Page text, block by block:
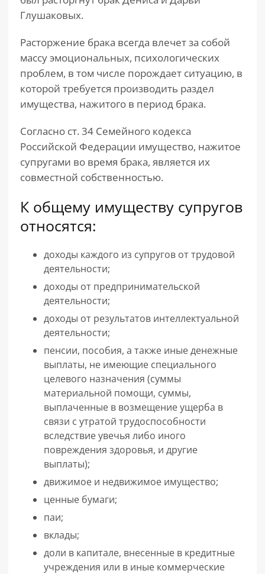
Глушаковых.
Расторжение брака всегда влечет за собой
массу эмоциональных, психологических
проблем, в том числе порождает ситуацию, в
которой требуется производить раздел
имущества, нажитого в период брака.
Согласно ст. 34 Семейного кодекса
Российской Федерации имущество, нажитое
супругами во время брака, является их
совместной собственностью.
К общему имуществу супругов
относятся:
доходы каждого из супругов от трудовой
деятельности;
доходы от предпринимательской
деятельности;
доходы от результатов интеллектуальной
деятельности;
пенсии, пособия, а также иные денежные
выплаты, не имеющие специального
целевого назначения (суммы
материальной помощи, суммы,
выплаченные в возмещение ущерба в
связи с утратой трудоспособности
вследствие увечья либо иного
повреждения здоровья, и другие
выплаты);
движимое и недвижимое имущество;
ценные бумаги;
паи;
вклады;
доли в капитале, внесенные в кредитные
учреждения или в иные коммерческие